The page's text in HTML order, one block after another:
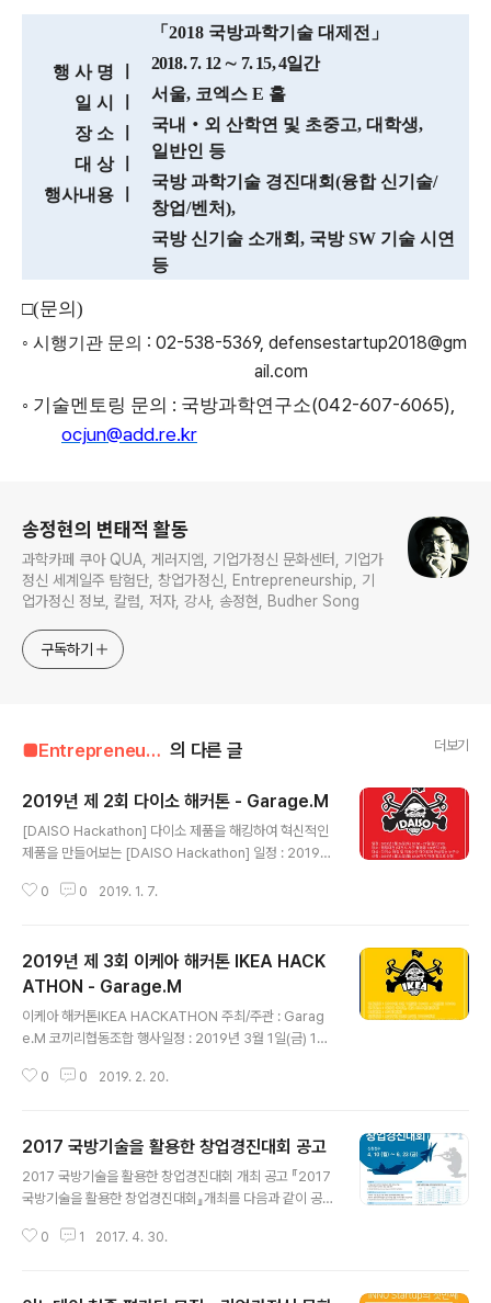
행 사 명
일 시
장 소
대 상
행사내용
「 2018 국방과학기술 대제전 」
2018. 7. 12∼ 7. 15, 4일간
서울, 코엑스 E 홀
국내 ‧ 외 산학연 및 초중고, 대학생,
일반인 등
국방 과학기술 경진대회 (융합 신기술/
창업/벤처),
국방 신기술 소개회 , 국방SW 기술 시연
등
□(문의)
◦ 시행기관 문의 : 02-538-5369, defensestartup2018@gm
ail.com
◦ 기술멘토링 문의 : 국방과학연구소(042-607-6065),
ocjun@add.re.kr
송정현의 변태적 활동
과학카페 쿠아 QUA, 게러지엠, 기업가정신 문화센터, 기업가
정신 세계일주 탐험단, 창업가정신, Entrepreneurship, 기
업가정신 정보, 칼럼, 저자, 강사, 송정현, Budher Song
구독하기
■Entrepreneur■■■/Entrepreneur's Timetable 의 다른 글 더보기
2019년 제 2회 다이소 해커톤 - Garage.M
[DAISO Hackathon] 다이소 제품을 해킹하여 혁신적인
제품을 만들어보는 [DAISO Hackathon] 일정 : 2019년
(대전시 서구 월평동 728번지 1층) 대상 : 다이소 해킹 및
ms/Af7qruLkzZrkWvVy2 (선정결과 공지 22일) 주제
: 다이소 제품을 해킹하여 즐겁고 재미난 제품 컨셉 개발1.
모빌리티 제품 : 모빌리티 장난감, 카트 등 이동수단 관련
제품군 개발 2. 일반 제품 : 세상의 모든 제품군 개발 (생활
0 0 2019. 1. 7.
2019년 제 3회 이케아 해커톤 IKEA HACK
ATHON - Garage.M
이케아 해커톤IKEA HACKATHON 주최/주관 : Garag
e.M 코끼리협동조합 행사일정 : 2019년 3월 1일(금) 10:
센터(광명) 모집인원 : 20명(선발) 해킹내용 : 이케아 제품
ck 2. 일반 제품/서비스군참가신청 : https://goo.gl/for
ms/JvqEAeodbkftfatx2 신청기간 : 2019년 02월 25
일 18:00까지 참가비용 : 없음 행사집결 : 3월 1일 10:00
97 dr.budhersong@gmail.com 협 업..
0 0 2019. 2. 20.
2017 국방기술을 활용한 창업경진대회 공고
2017 국방기술을 활용한 창업경진대회 개최 공고 『2017
국방기술을 활용한 창업경진대회』개최를 다음과 같이 공
일방 위 사 업 청 장□(목적) 국방기술을 활용한 사업화 아
0 1 2017. 4. 30.